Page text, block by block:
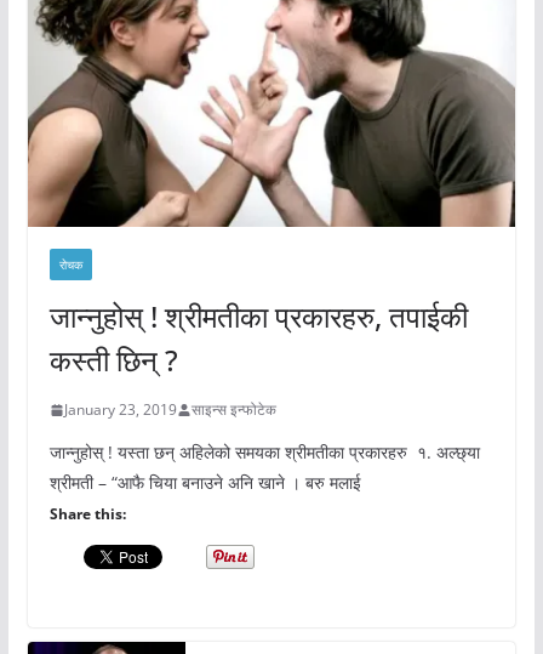
रोचक
जान्नुहोस् ! श्रीमतीका प्रकारहरु, तपाईकी
कस्ती छिन् ?
January 23, 2019 साइन्स इन्फोटेक
जान्नुहोस् ! यस्ता छन् अहिलेको समयका श्रीमतीका प्रकारहरु १. अल्छ्या
श्रीमती – “आफै चिया बनाउने अनि खाने । बरु मलाई
Share this: